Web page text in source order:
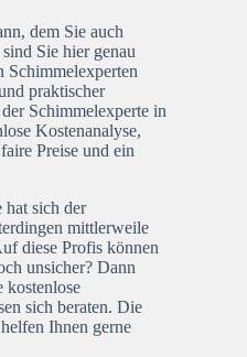
dem Sie auch
Sie hier genau
Schimmelexperten
praktischer
Schimmelexperte in
Kostenanalyse,
Preise und ein
hat sich der
mittlerweile
diese Profis können
unsicher? Dann
kostenlose
sich beraten. Die
Ihnen gerne